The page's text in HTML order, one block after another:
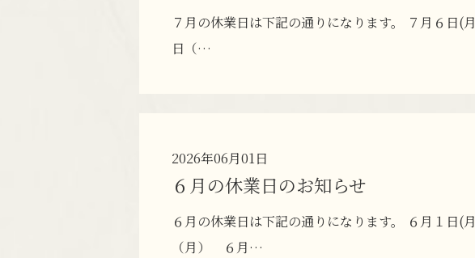
７月の休業日は下記の通りになります。 ７月６
日（…
2026年06月01日
６月の休業日のお知らせ
６月の休業日は下記の通りになります。 ６月１
（月） ６月…